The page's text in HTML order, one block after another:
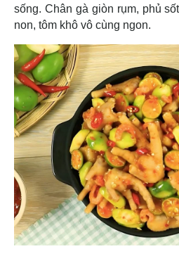
sống. Chân gà giòn rụm, phủ
non, tôm khô vô cùng ngon.